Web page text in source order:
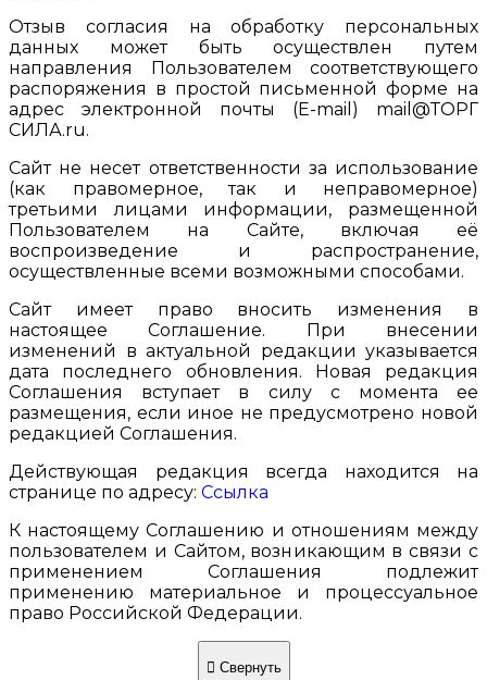
Отзыв согласия на обработку персональных
данных может быть осуществлен путем
направления Пользователем соответствующего
распоряжения в простой письменной форме на
адрес электронной почты (E-mail) mail@ТОРГ
СИЛА.ru.
Сайт не несет ответственности за использование
(как правомерное, так и неправомерное)
третьими лицами информации, размещенной
Пользователем на Сайте, включая её
воспроизведение и распространение,
осуществленные всеми возможными способами.
Сайт имеет право вносить изменения в
настоящее Соглашение. При внесении
изменений в актуальной редакции указывается
дата последнего обновления. Новая редакция
Соглашения вступает в силу с момента ее
размещения, если иное не предусмотрено новой
редакцией Соглашения.
Действующая редакция всегда находится на
странице по адресу: Ссылка
К настоящему Соглашению и отношениям между
пользователем и Сайтом, возникающим в связи с
применением Соглашения подлежит
применению материальное и процессуальное
право Российской Федерации.
Свернуть